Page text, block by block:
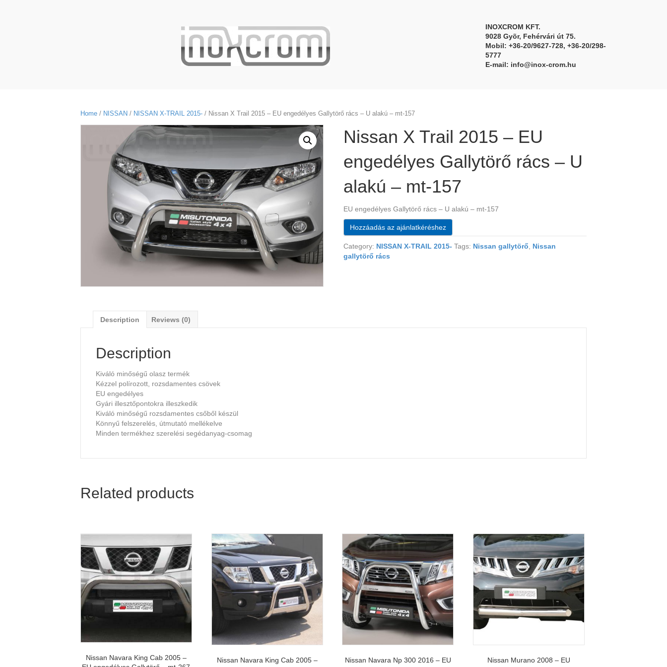
INOXCROM KFT.
9028 Gyõr, Fehérvári út 75.
Mobil: +36-20/9627-728, +36-20/298-
5777
E-mail: info@inox-crom.hu
Home / NISSAN / NISSAN X-TRAIL 2015- / Nissan X Trail 2015 – EU engedélyes Gallytörő rács – U alakú – mt-157
Nissan X Trail 2015 – EU
engedélyes Gallytörő rács – U
alakú – mt-157
EU engedélyes Gallytörő rács – U alakú – mt-157
Hozzáadás az ajánlatkéréshez
Category: NISSAN X-TRAIL 2015- Tags: Nissan gallytörő
Nissan
gallytörő rács
Description Reviews (0)
Description
Kiváló minőségű olasz termék
Kézzel polírozott, rozsdamentes csövek
EU engedélyes
Gyári illesztőpontokra illeszkedik
Kiváló minőségű rozsdamentes csőből készül
Könnyű felszerelés, útmutató mellékelve
Minden termékhez szerelési segédanyag-csomag
Related products
Nissan Navara King Cab 2005 –
Nissan Navara King Cab 2005 –
Nissan Navara Np 300 2016 – EU
Nissan Murano 2008 – EU